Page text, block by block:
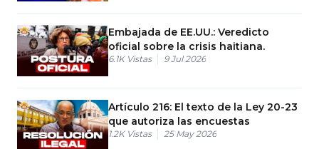
Embajada de EE.UU.: Veredicto
oficial sobre la crisis haitiana.
6.1K Vistas 9 Jul 2026
Artículo 216: El texto de la Ley 20-23
que autoriza las encuestas
1.2K Vistas 25 May 2026